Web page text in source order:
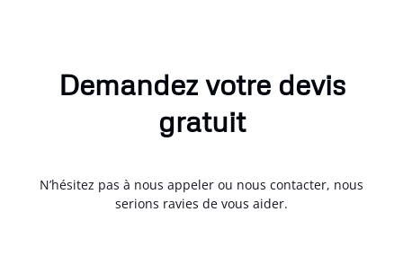
Demandez votre devis
gratuit
N’hésitez pas à nous appeler ou nous contacter, nous
serions ravies de vous aider.